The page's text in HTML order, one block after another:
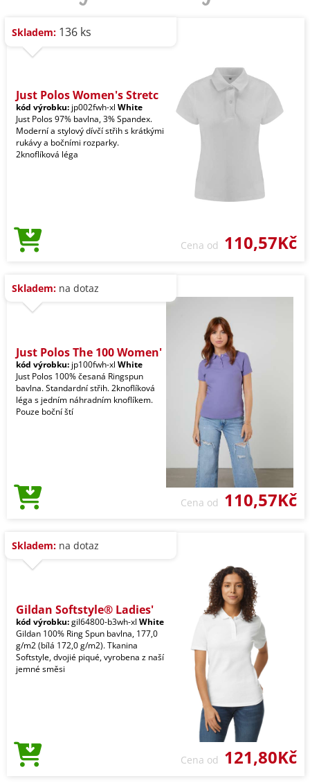
Skladem: 136 ks
Just Polos Women's Stretc
kód výrobku: jp002fwh-xl White
Just Polos 97% bavlna, 3% Spandex.
Moderní a stylový dívčí střih s krátkými
rukávy a bočními rozparky.
2knoflíková léga
Cena od 110,57Kč
Skladem: na dotaz
Just Polos The 100 Women'
kód výrobku: jp100fwh-xl White
Just Polos 100% česaná Ringspun
bavlna. Standardní střih. 2knoflíková
léga s jedním náhradním knoflíkem.
Pouze boční ští
Cena od 110,57Kč
Skladem: na dotaz
Gildan Softstyle® Ladies'
kód výrobku:gil64800-b3wh-xl White
Gildan 100% Ring Spun bavlna, 177,0
g/m2 (bílá 172,0 g/m2). Tkanina
Softstyle, dvojié piqué, vyrobena z naší
jemné směsi
Cena od 121,80Kč